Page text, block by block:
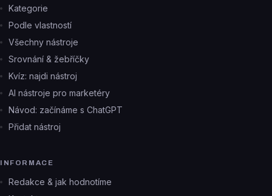
Kategorie
Podle vlastností
Všechny nástroje
Srovnání & žebříčky
Kvíz: najdi nástroj
AI nástroje pro marketéry
Návod: začínáme s ChatGPT
Přidat nástroj
INFORMACE
Redakce & jak hodnotíme